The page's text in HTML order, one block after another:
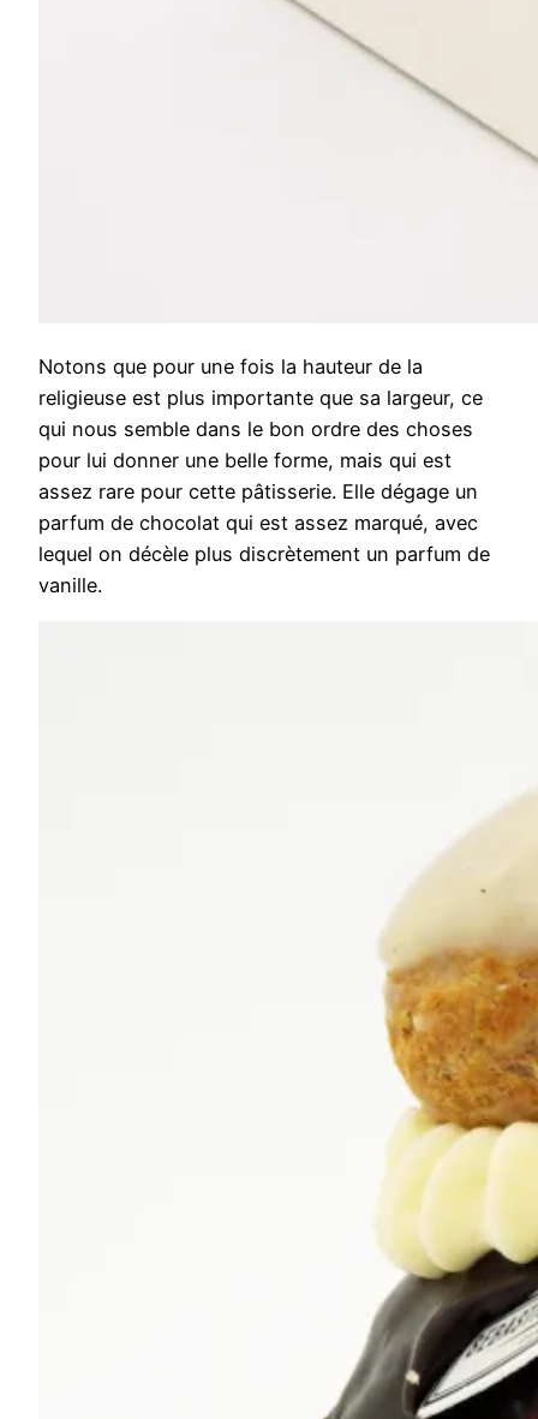
Notons que pour une fois la hauteur de la
religieuse est plus importante que sa largeur, ce
qui nous semble dans le bon ordre des choses
pour lui donner une belle forme, mais qui est
assez rare pour cette pâtisserie. Elle dégage un
parfum de chocolat qui est assez marqué, avec
lequel on décèle plus discrètement un parfum de
vanille.